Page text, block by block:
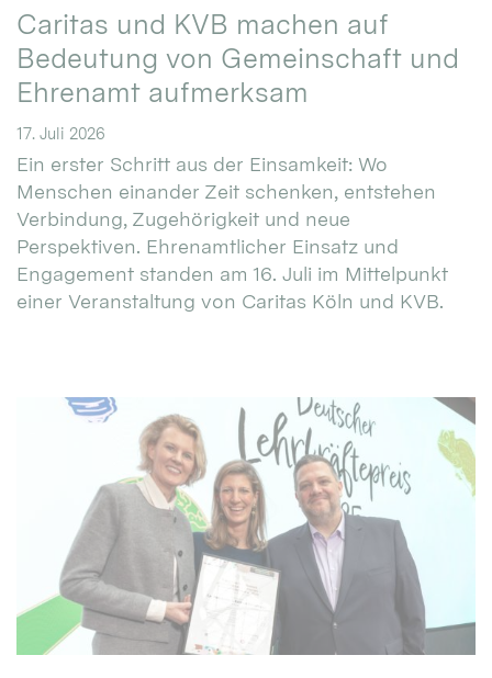
Caritas und KVB machen auf
Bedeutung von Gemeinschaft und
Ehrenamt aufmerksam
17. Juli 2026
Ein erster Schritt aus der Einsamkeit: Wo
Menschen einander Zeit schenken, entstehen
Verbindung, Zugehörigkeit und neue
Perspektiven. Ehrenamtlicher Einsatz und
Engagement standen am 16. Juli im Mittelpunkt
einer Veranstaltung von Caritas Köln und KVB.